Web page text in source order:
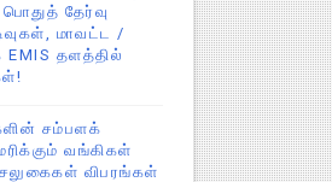
தேர்வு
மாவட்ட /
EMIS தளத்தில்
சம்பளக்
வங்கிகள்
விபரங்கள்